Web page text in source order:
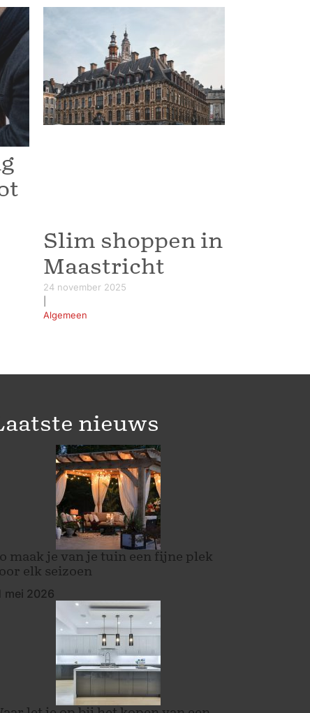
Slim shoppen in
Maastricht
24 november 2025
Algemeen
nieuws
maak je van je tuin een fijne plek
elk seizoen
mei 2026